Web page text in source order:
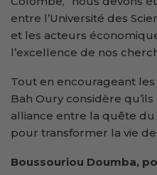
entre l’Université des
et les acteurs
l’excellence de nos
Tout en encourageant
Bah Oury considère
alliance entre la quête
pour transformer la vie
Boussouriou Doumba,